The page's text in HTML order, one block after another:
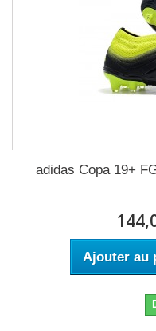
adidas Copa 19+
Ajouter au